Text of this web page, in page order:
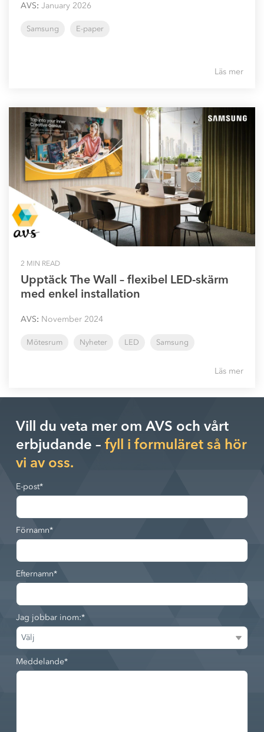
AVS: January 2026
Samsung E-paper
Läs mer
2 MIN READ
Upptäck The Wall – flexibel LED-skärm
med enkel installation
AVS: November 2024
Mötesrum Nyheter LED Samsung
Läs mer
Vill du veta mer om AVS och vårt
erbjudande – fyll i formuläret så hör
vi av oss.
E-post*
Förnamn*
Efternamn*
Jag jobbar inom:*
Meddelande*